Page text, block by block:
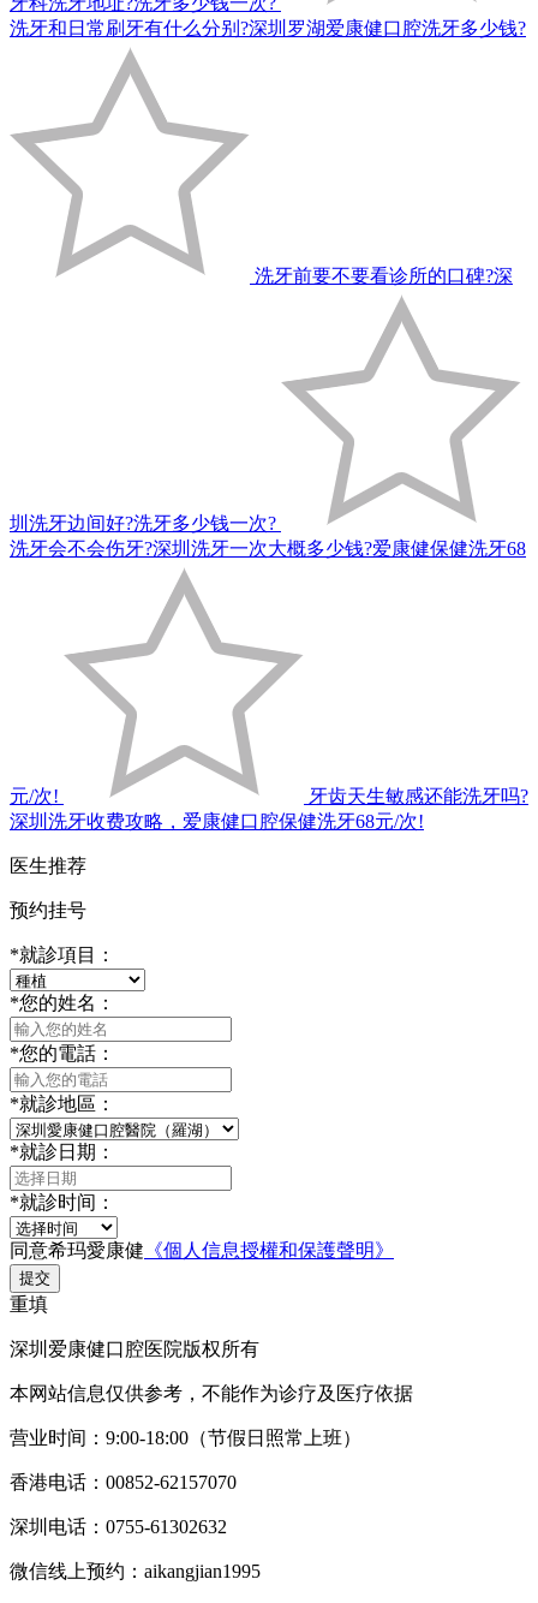
洗牙和日常刷牙有什么分别?深圳罗湖爱康健口腔洗牙多少钱?
洗牙前要不要看诊所的口碑?深
圳洗牙边间好?洗牙多少钱一次?
洗牙会不会伤牙?深圳洗牙一次大概多少钱?爱康健保健洗牙68
元/次!
牙齿天生敏感还能洗牙吗?
深圳洗牙收费攻略，爱康健口腔保健洗牙68元/次!
医生推荐
预约挂号
*就診項目：
*您的姓名：
*您的電話：
*就診地區：
*就診日期：
*就診时间：
同意希玛愛康健 《個人信息授權和保護聲明》
提交
重填
深圳爱康健口腔医院版权所有
本网站信息仅供参考，不能作为诊疗及医疗依据
营业时间：9:00-18:00（节假日照常上班）
香港电话：00852-62157070
深圳电话：0755-61302632
微信线上预约：aikangjian1995